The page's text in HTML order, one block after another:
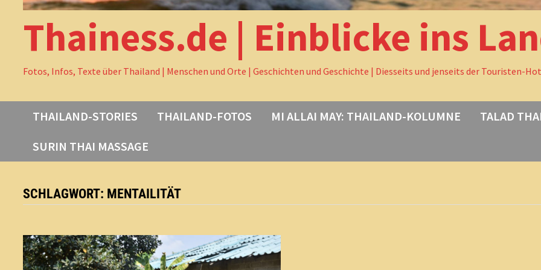
Thainess.de | Einblicke ins
Fotos, Infos, Texte über Thailand | Menschen und Orte | Geschichten und Geschichte | Diesseits und jenseits der Touristen-
THAILAND-STORIES THAILAND-FOTOS MI ALLAI MAY: THAILAND-KOLUMNE
TALAD
SURIN THAI MASSAGE
SCHLAGWORT: MENTAILITÄT